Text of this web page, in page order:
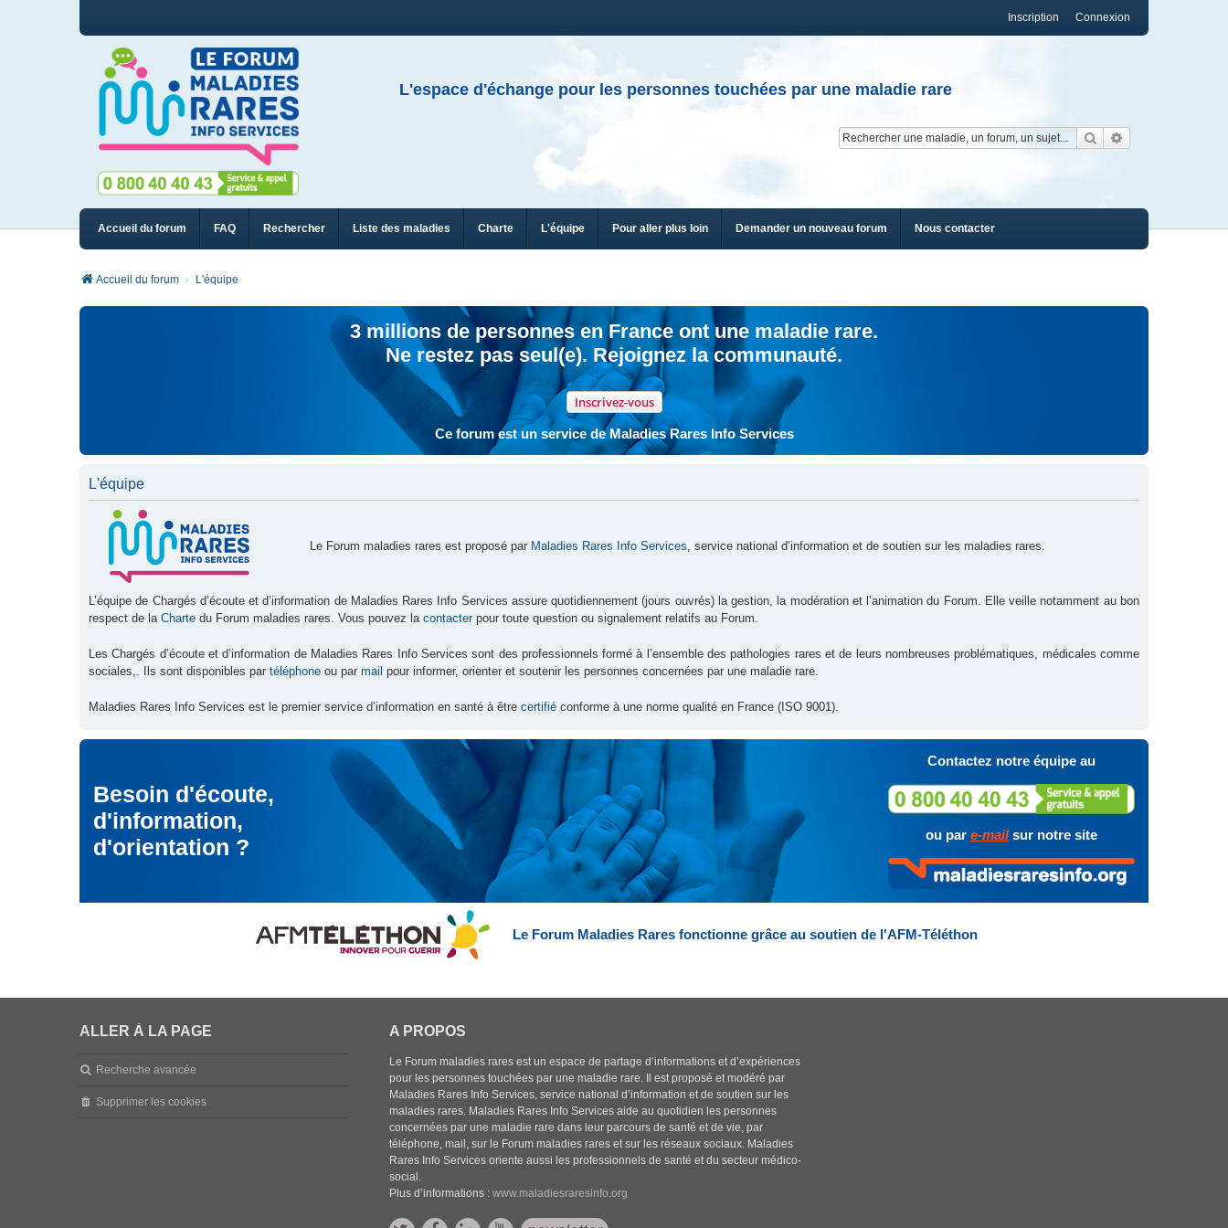
Connexion
Inscription
L'espace d'échange pour les personnes touchées par une maladie rare
Rechercher
Accueil du forum FAQ Rechercher Liste des maladies Charte L'équipe Pour aller plus loin Demander un nouveau forum Nous contacter
Accueil du forum L'équipe
3 millions de personnes en France ont une maladie rare.
Ne restez pas seul(e). Rejoignez la communauté.
Inscrivez-vous
Ce forum est un service de Maladies Rares Info Services
L'équipe
Le Forum maladies rares est proposé par Maladies Rares Info Services, service national d’information et de soutien sur les maladies rares.
L’équipe de Chargés d’écoute et d’information de Maladies Rares Info Services assure quotidiennement (jours ouvrés) la gestion, la modération et l’animation du Forum. Elle veille notamment au bon
respect de la Charte du Forum maladies rares. Vous pouvez la contacter pour toute question ou signalement relatifs au Forum.
Les Chargés d’écoute et d’information de Maladies Rares Info Services sont des professionnels formé à l’ensemble des pathologies rares et de leurs nombreuses problématiques, médicales comme
sociales,. Ils sont disponibles par téléphone ou par mail pour informer, orienter et soutenir les personnes concernées par une maladie rare.
Maladies Rares Info Services est le premier service d’information en santé à être certifié conforme à une norme qualité en France (ISO 9001).
Besoin d'écoute,
d'information,
d'orientation ?
Contactez notre équipe au
ou par e-mailsur notre site
Le Forum Maladies Rares fonctionne grâce au soutien de l'AFM-Téléthon
ALLER À LA PAGE
Recherche avancée
Supprimer les cookies
A PROPOS
Le Forum maladies rares est un espace de partage d’informations et d’expériences
pour les personnes touchées par une maladie rare. Il est proposé et modéré par
Maladies Rares Info Services, service national d’information et de soutien sur les
maladies rares. Maladies Rares Info Services aide au quotidien les personnes
concernées par une maladie rare dans leur parcours de santé et de vie, par
téléphone, mail, sur le Forum maladies rares et sur les réseaux sociaux. Maladies
Rares Info Services oriente aussi les professionnels de santé et du secteur médico-
social.
Plus d’informations :www.maladiesraresinfo.org